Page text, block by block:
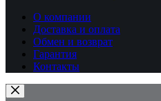
О компании
Доставка и оплата
Обмен и возврат
Гарантия
Контакты